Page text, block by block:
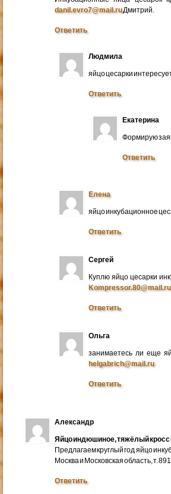
danil.evro7@mail.ruДмитрий.
Ответить
Людмила
яйцо цесарки
Ответить
Екатерина
Формирую
Ответить
Елена
яйцо инкубационное
Ответить
Сергей
Куплю яйцо цесарки
Kompressor.80@mail.ru
Ответить
Ольга
занимаетесь ли еще
helgabrich@mail.ru
Ответить
Александр
Яйцо индюшиное, тяжёлый кросс
Предлагаем круглый год яйцо
Москва и Московская область, т.
Ответить